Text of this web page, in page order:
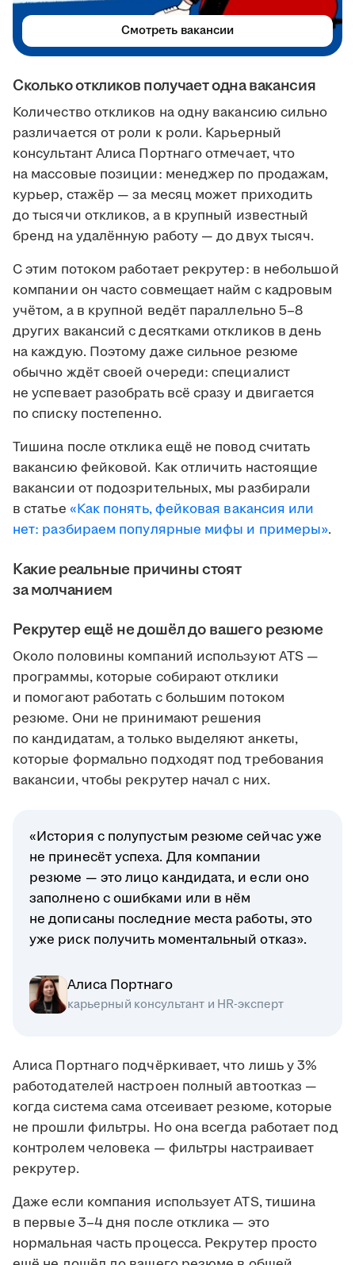
Сколько откликов получает одна вакансия
Количество откликов на одну вакансию сильно
различается от роли к роли. Карьерный
консультант Алиса Портнаго отмечает, что
на массовые позиции: менеджер по продажам,
курьер, стажёр — за месяц может приходить
до тысячи откликов, а в крупный известный
бренд на удалённую работу — до двух тысяч.
С этим потоком работает рекрутер: в небольшой
компании он часто совмещает найм с кадровым
учётом, а в крупной ведёт параллельно 5–8
других вакансий с десятками откликов в день
на каждую. Поэтому даже сильное резюме
обычно ждёт своей очереди: специалист
не успевает разобрать всё сразу и двигается
по списку постепенно.
Тишина после отклика ещё не повод считать
вакансию фейковой. Как отличить настоящие
вакансии от подозрительных, мы разбирали
в статье «Как понять, фейковая вакансия или
нет: разбираем популярные мифы и примеры».
Какие реальные причины стоят
за молчанием
Рекрутер ещё не дошёл до вашего резюме
Около половины компаний используют ATS —
программы, которые собирают отклики
и помогают работать с большим потоком
резюме. Они не принимают решения
по кандидатам, а только выделяют анкеты,
которые формально подходят под требования
вакансии, чтобы рекрутер начал с них.
«История с полупустым резюме сейчас уже
не принесёт успеха. Для компании
резюме — это лицо кандидата, и если оно
заполнено с ошибками или в нём
не дописаны последние места работы, это
уже риск получить моментальный отказ».
Алиса Портнаго
карьерный консультант и HR-эксперт
Алиса Портнаго подчёркивает, что лишь у 3%
работодателей настроен полный автоотказ —
когда система сама отсеивает резюме, которые
не прошли фильтры. Но она всегда работает под
контролем человека — фильтры настраивает
рекрутер.
Даже если компания использует ATS, тишина
в первые 3–4 дня после отклика — это
нормальная часть процесса. Рекрутер просто
Смотреть вакансии